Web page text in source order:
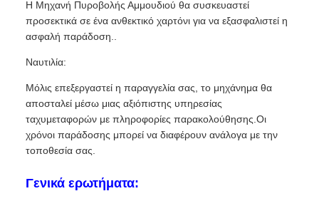
Η Μηχανή Πυροβολής Αμμουδιού θα συσκευαστεί
προσεκτικά σε ένα ανθεκτικό χαρτόνι για να εξασφαλιστεί η
ασφαλή παράδοση..
Ναυτιλία:
Μόλις επεξεργαστεί η παραγγελία σας, το μηχάνημα θα
αποσταλεί μέσω μιας αξιόπιστης υπηρεσίας
ταχυμεταφορών με πληροφορίες παρακολούθησης.Οι
χρόνοι παράδοσης μπορεί να διαφέρουν ανάλογα με την
τοποθεσία σας.
Γενικά ερωτήματα: